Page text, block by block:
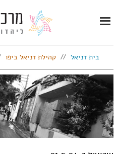
Primary
Menu
בית דניאל קהילת דניאל ביפו